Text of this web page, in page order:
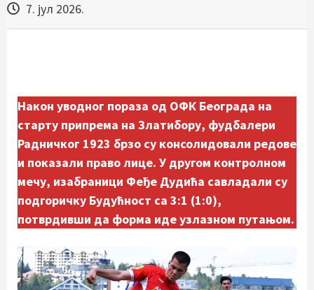
7. јул 2026.
Након уводног пораза од ОФК Београда на
старту припрема на Златибору, фудбалери
Радничког 1923 брзо су консолидовали редове
и показали право лице. У другом контролном
мечу, изабраници Феђе Дудића савладали су
подгоричку Будућност са 3:1 (1:0),
потврдивши да форма иде узлазном путањом.